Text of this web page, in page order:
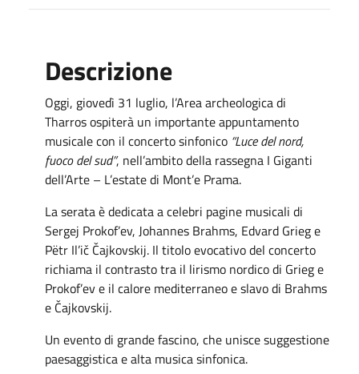
Descrizione
Oggi, giovedì 31 luglio, l’Area archeologica di
Tharros ospiterà un importante appuntamento
musicale con il concerto sinfonico “Luce del nord,
fuoco del sud”, nell’ambito della rassegna I Giganti
dell’Arte – L’estate di Mont’e Prama.
La serata è dedicata a celebri pagine musicali di
Sergej Prokof’ev, Johannes Brahms, Edvard Grieg e
Pëtr Il’ič Čajkovskij. Il titolo evocativo del concerto
richiama il contrasto tra il lirismo nordico di Grieg e
Prokof’ev e il calore mediterraneo e slavo di Brahms
e Čajkovskij.
Un evento di grande fascino, che unisce suggestione
paesaggistica e alta musica sinfonica.